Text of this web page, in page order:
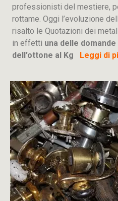
professionisti del mestiere,
rottame. Oggi l’evoluzione
risalto le Quotazioni dei
in effetti una delle
dell’ottone al Kg Leggi di